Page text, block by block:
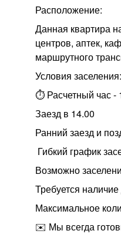
Расположение:
Данная квартира
центров, аптек,
маршрутного
Условия заселения:
⏱️ Расчетный час -
Заезд в 14.00
Ранний заезд и
Гибкий график
Возможно
Требуется
Максимальное
✉️ Мы всегда